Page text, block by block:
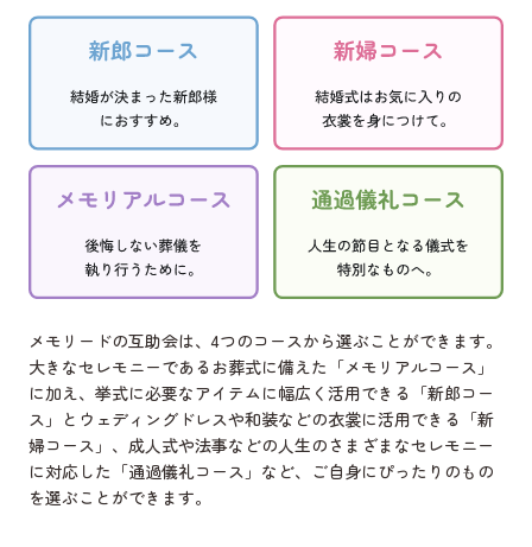
メモリードの互助会は、4つのコースから選ぶことができます。
大きなセレモニーであるお葬式に備えた「メモリアルコース」
に加え、挙式に必要なアイテムに幅広く活用できる「新郎コー
ス」とウェディングドレスや和装などの衣裳に活用できる「新
婦コース」、成人式や法事などの人生のさまざまなセレモニー
に対応した「通過儀礼コース」など、ご自身にぴったりのもの
を選ぶことができます。